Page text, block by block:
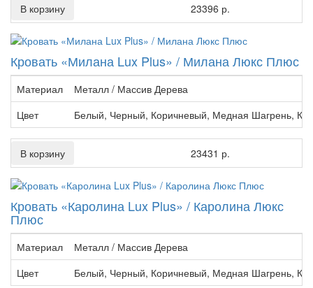
В корзину 23396 р.
Кровать «Милана Lux Plus» / Милана Люкс Плюс
Материал
Металл / Массив Дерева
Цвет
Белый, Черный, Коричневый, Медная Шагрень,
В корзину 23431 р.
Кровать «Каролина Lux Plus» / Каролина Люкс
Плюс
Материал
Металл / Массив Дерева
Цвет
Белый, Черный, Коричневый, Медная Шагрень,